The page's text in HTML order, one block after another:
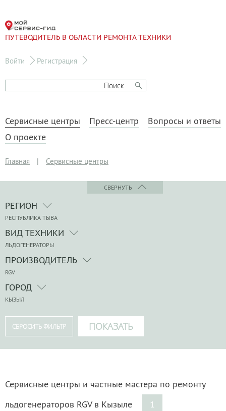
ПУТЕВОДИТЕЛЬ В ОБЛАСТИ РЕМОНТА ТЕХНИКИ
Войти Регистрация
Сервисные центры Пресс-центр
Вопросы и ответы
О проекте
Главная | Сервисные центры
СВЕРНУТЬ
РЕГИОН
РЕСПУБЛИКА ТЫВА
ВИД ТЕХНИКИ
ЛЬДОГЕНЕРАТОРЫ
ПРОИЗВОДИТЕЛЬ
RGV
ГОРОД
КЫЗЫЛ
Сервисные центры и частные мастера по ремонту
льдогенераторов RGV в Кызыле
1